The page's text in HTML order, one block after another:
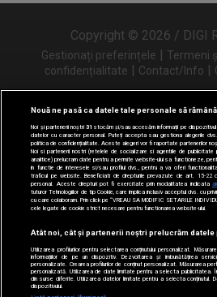
Copyright © 2026 / DIGI
Gestionați preferințele | Termeni
confidențialitate | Contact/Info |
Urmărește-ne
Nouă ne pasă ca datele tale personale să
Noi și partenerii noștri31 stocăm și/sau accesăm informații pe dispozitivul
datelor cu caracter personal. Puteți accepta sau gestiona alegerile
politica de confidențialitate. Aceste alegeri vor fi raportate partenerilor
Noi si partenerii nostri (retelele de socializare si agentiile de
analitice) prelucram date pentru a permite website-ului sa functioneze,
in functie de interesele si/sau profilul dvs., pentru a va oferi
traficul pe website. Beneficiati de drepturile prevazute de art. 15-22
personal. Aceste drepturi pot fi exercitate prin modalitatea indicata
tuturor Tehnologiilor de tip Cookie, care implica inclusiv acceptul dvs. cu
cu care colaboram. Prin click pe “VREAU SA MODIFIC SETARILE
cele legate de cookie strict necesare pentru functionarea website-ului.
Atât noi, cât și partenerii noștri prelucrăm datele
Utilizarea profilurilor pentru selectarea conținutului personalizat.
informațiilor de pe un dispozitiv. Dezvoltarea și îmbunătățirea
personalizate. Crearea profilurilor de conținut personalizat. Măsurarea
personalizată. Utilizarea de date limitate pentru a selecta publicitatea.
din surse diferite. Utilizarea datelor limitate pentru a selecta conținutul.
dispozitivului.